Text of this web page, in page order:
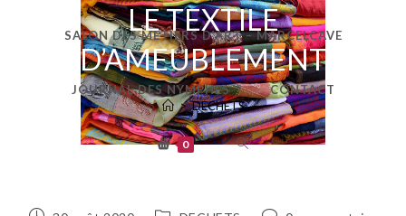
SALON DES METIERS D’ART – MARCELCAVE
JOURNAL DES NYMPHES CONTACT
0
LE TEXTILE
D’AMEUBLEMENT
> DECHETS